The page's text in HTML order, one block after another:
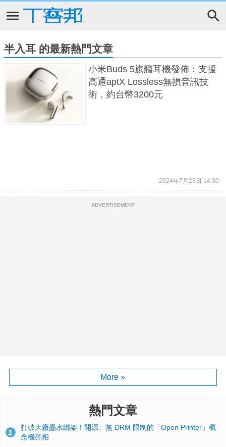
半入耳 的最新熱門文章
小米Buds 5旗艦耳機發佈：支援
高通aptX Lossless無損音訊技
術，約台幣3200元
2024年7月23日 14:30
ADVERTISEMENT
More »
熱門文章
1
打破大廠墨水綁架！開源、無 DRM 限制的「Open Printer」概
念機亮相